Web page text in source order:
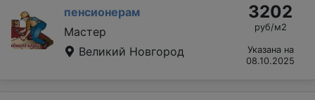
пенсионерам
Мастер
Великий Новгород
3202
руб/м2
Указана на
08.10.2025